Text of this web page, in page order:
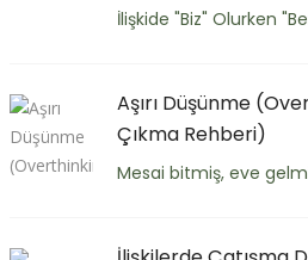
İlişkide "Biz" Olurken
Aşırı Düşünme
Çıkma Rehberi)
Mesai bitmiş, eve